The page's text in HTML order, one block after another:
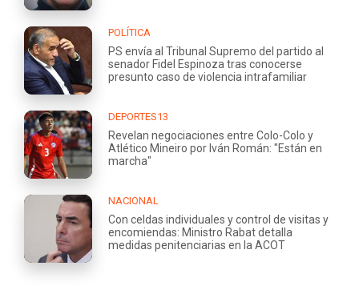
POLÍTICA
PS envía al Tribunal Supremo del partido al
senador Fidel Espinoza tras conocerse
presunto caso de violencia intrafamiliar
DEPORTES13
Revelan negociaciones entre Colo-Colo y
Atlético Mineiro por Iván Román: "Están en
marcha"
NACIONAL
Con celdas individuales y control de visitas y
encomiendas: Ministro Rabat detalla
medidas penitenciarias en la ACOT